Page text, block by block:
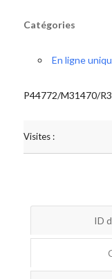
Catégories
En ligne
P44772/M31470/
Visites :
ID